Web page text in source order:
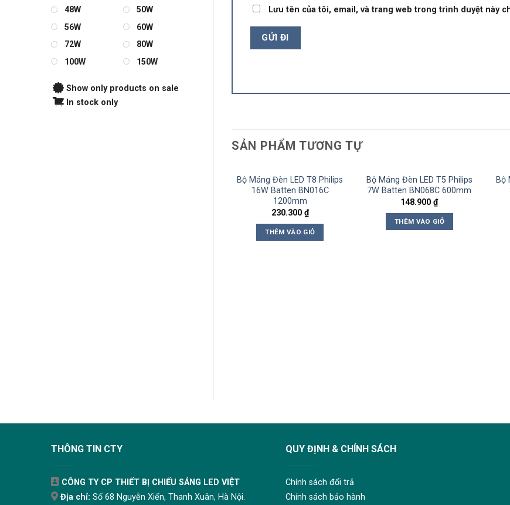
Lưu tên của tôi, email, và trang web trong trình duyệt này
SẢN PHẨM TƯƠNG TỰ
Bộ Máng Đèn LED T8 Philips
16W Batten BN016C
1200mm
230.300 ₫
THÊM VÀO GIỎ
Bộ Máng Đèn LED T5 Philips
7W Batten BN068C 600mm
148.900₫
THÊM VÀO GIỎ
Bộ
48W
50W
56W
60W
72W
80W
100W
150W
Show only products on sale
In stock only
THÔNG TIN CTY
CÔNG TY CP THIẾT BỊ CHIẾU SÁNG LED VIỆT
Địa chỉ: Số 68 Nguyễn Xiển, Thanh Xuân, Hà Nội.
QUY ĐỊNH & CHÍNH SÁCH
Chính sách đổi trả
Chính sách bảo hành